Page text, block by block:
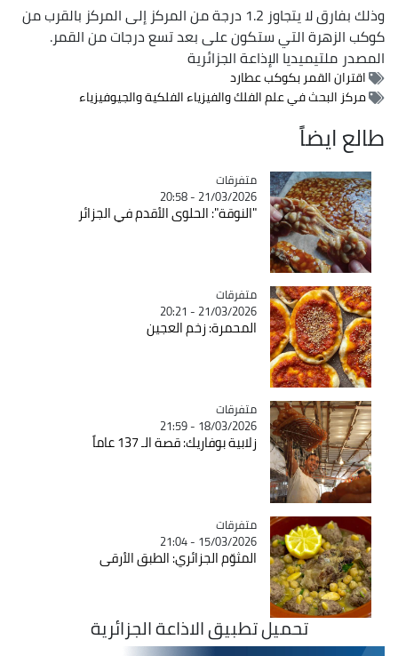
وذلك بفارق لا يتجاوز 1.2 درجة من المركز إلى المركز بالقرب من
كوكب الزهرة التي ستكون على بعد تسع درجات من القمر.
المصدرملتيميديا الإذاعة الجزائرية
اقتران القمر بكوكب عطارد
مركز البحث في علم الفلك والفيزياء الفلكية والجيوفيزياء
طالع ايضاً
Catégorie
متفرقات
21/03/2026 - 20:58
"النوقة": الحلوى الأقدم في الجزائر
Catégorie
متفرقات
21/03/2026 - 20:21
المحمرة: زخم العجين
Catégorie
متفرقات
18/03/2026 - 21:59
زلابية بوفاريك: قصة الـ 137 عاماً
Catégorie
متفرقات
15/03/2026 - 21:04
المثوّم الجزائري: الطبق الأرقى
تحميل تطبيق الاذاعة الجزائرية